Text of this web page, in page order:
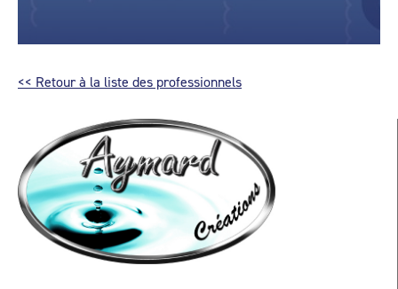
<< Retour à la liste des professionnels